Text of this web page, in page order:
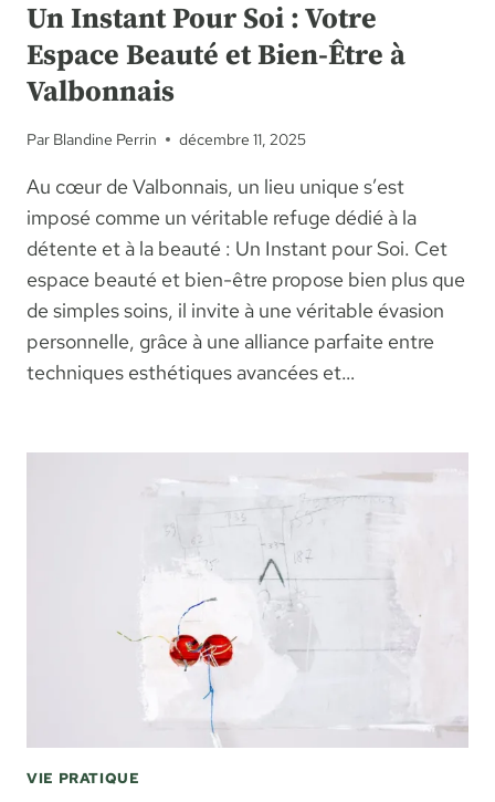
Un Instant Pour Soi : Votre
Espace Beauté et Bien-Être à
Valbonnais
Par Blandine Perrin décembre 11, 2025
Au cœur de Valbonnais, un lieu unique s’est
imposé comme un véritable refuge dédié à la
détente et à la beauté : Un Instant pour Soi. Cet
espace beauté et bien-être propose bien plus que
de simples soins, il invite à une véritable évasion
personnelle, grâce à une alliance parfaite entre
techniques esthétiques avancées et…
VIE PRATIQUE